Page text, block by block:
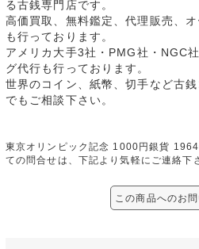
る古銭専門店です。
高価買取、無料鑑定、代理販売、
も行っております。
アメリカ大手3社・PMG社・NGC
グ代行も行っております。
世界のコイン、紙幣、切手など古
でもご相談下さい。
東京オリンピック記念 1000円銀貨
ての問合せは、下記より気軽にご連絡下
この商品へのお